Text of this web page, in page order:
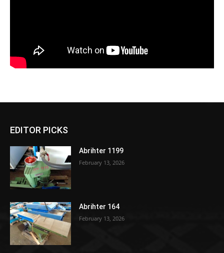
EDITOR PICKS
Abrihter 1199
February 13, 2026
Abrihter 164
February 13, 2026